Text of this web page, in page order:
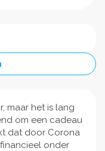
maar het is lang
om een cadeau
dat door Corona
onder